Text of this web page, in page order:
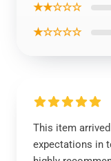
★★☆☆☆
★☆☆☆☆
This item
expectations in